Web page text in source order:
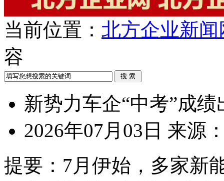
当前位置： 北方企业新闻
容
新势力车企“中考”成
2026年07月03日 来源
提要： 7月伊始，多家新